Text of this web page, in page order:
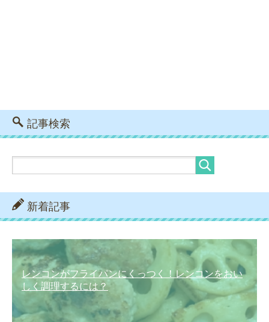
記事検索
新着記事
レンコンがフライパンにくっつく！レンコンをおい
しく調理するには？